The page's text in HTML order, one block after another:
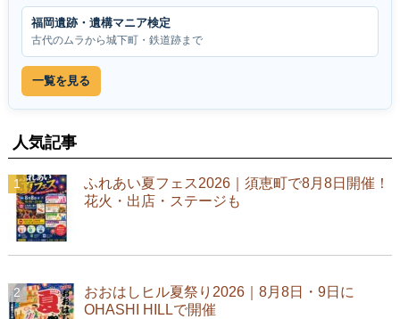
福岡遺跡・遺構マニア検定
古代のムラから城下町・鉄道跡まで
一覧を見る
人気記事
ふれあい夏フェス2026｜須恵町で8月8日開催！
花火・出店・ステージも
おおはしヒル夏祭り2026｜8月8日・9日に
OHASHI HILLで開催